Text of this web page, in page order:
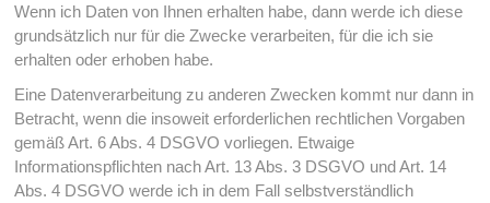
Wenn ich Daten von Ihnen erhalten habe, dann werde ich diese
grundsätzlich nur für die Zwecke verarbeiten, für die ich sie
erhalten oder erhoben habe.
Eine Datenverarbeitung zu anderen Zwecken kommt nur dann in
Betracht, wenn die insoweit erforderlichen rechtlichen Vorgaben
gemäß Art. 6 Abs. 4 DSGVO vorliegen. Etwaige
Informationspflichten nach Art. 13 Abs. 3 DSGVO und Art. 14
Abs. 4 DSGVO werde ich in dem Fall selbstverständlich